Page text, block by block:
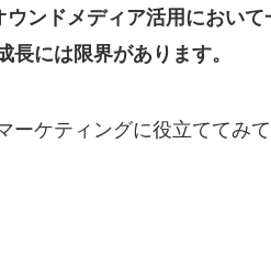
ンドメディア活用におい
には限界があります。
ケティングに役立ててみて